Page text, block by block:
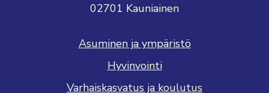
02701 Kauniainen
Asuminen ja ympäristö
Hyvinvointi
Varhaiskasvatus ja koulutus